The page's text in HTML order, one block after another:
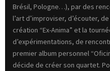
Brésil, Pologne…), par des
l’art d’improviser, d’écouter,
création “Ex-Anima” et la
d’expérimentations, de
premier album personnel
décide de créer son quartet.